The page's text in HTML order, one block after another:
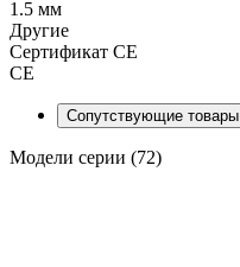
1.5 мм
Другие
Сертификат CE
CE
Сопутствующие товары
Модели серии (72)